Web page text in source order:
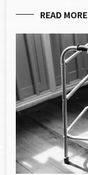
READ MORE